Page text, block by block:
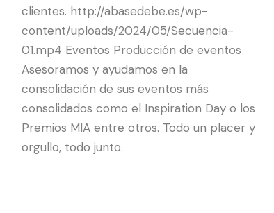
clientes. http://abasedebe.es/wp-
content/uploads/2024/05/Secuencia-
01.mp4 Eventos Producción de eventos
Asesoramos y ayudamos en la
consolidación de sus eventos más
consolidados como el Inspiration Day o los
Premios MIA entre otros. Todo un placer y
orgullo, todo junto.